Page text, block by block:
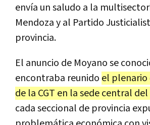
envía un saludo a la
Mendoza y al Partido
provincia.
El anuncio de Moyano se
encontraba reunido el plenario
de la CGT en la sede central
cada seccional de provincia